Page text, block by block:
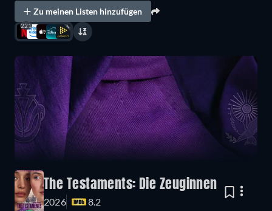
Zu meinen Listen hinzufügen
221
The Testaments: Die Zeuginnen
2026
8.2